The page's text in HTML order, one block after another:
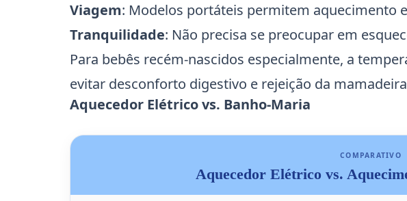
Viagem: Modelos portáteis permitem aquecimento
Tranquilidade: Não precisa se preocupar em
Para bebês recém-nascidos especialmente, a
evitar desconforto digestivo e rejeição da
Aquecedor Elétrico vs. Banho-Maria
COMPARATIVO
Aquecedor Elétrico vs.